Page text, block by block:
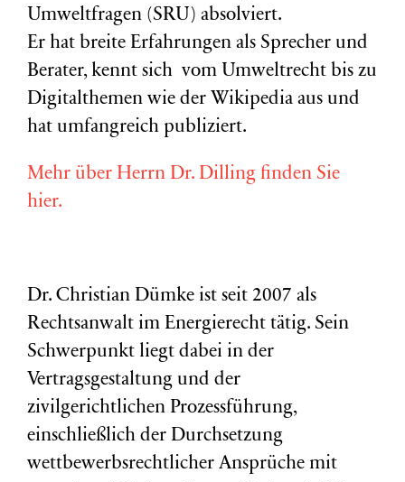
Umweltfragen (SRU) absolviert.
Er hat breite Erfahrungen als Sprecher und
Berater, kennt sich vom Umweltrecht bis zu
Digitalthemen wie der Wikipedia aus und
hat umfangreich publiziert.
Mehr über Herrn Dr. Dilling finden Sie
hier.
Dr. Christian Dümke ist seit 2007 als
Rechtsanwalt im Energierecht tätig. Sein
Schwerpunkt liegt dabei in der
Vertragsgestaltung und der
zivilgerichtlichen Prozessführung,
einschließlich der Durchsetzung
wettbewerbsrechtlicher Ansprüche mit